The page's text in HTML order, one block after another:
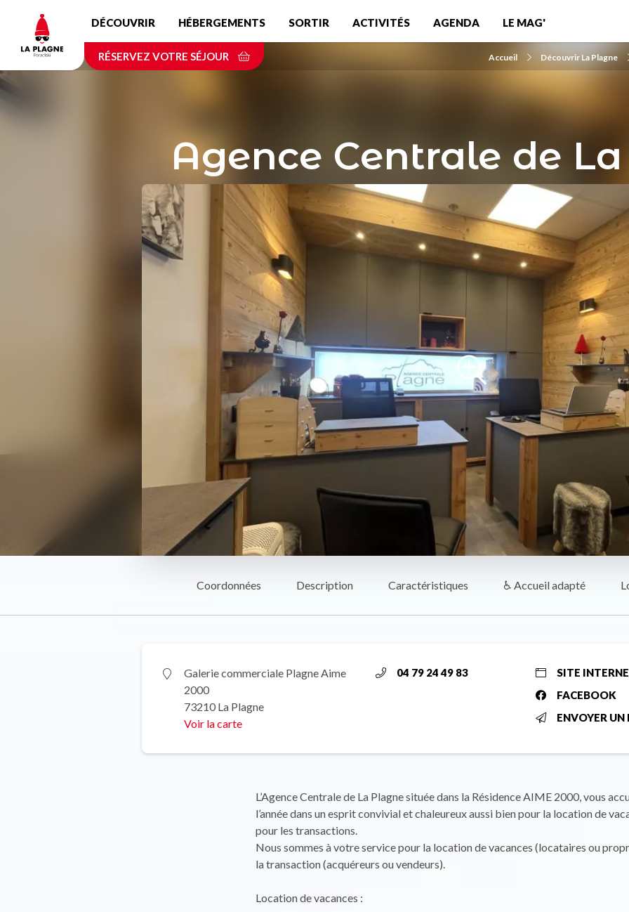
contenu
principal
DÉCOUVRIR HÉBERGEMENTS SORTIR ACTIVITÉS AGENDA LE MAG'
RÉSERVEZ VOTRE SÉJOUR Accueil Découvrir La Plagne
Agence Centrale de
Coordonnées Description Caractéristiques ♿ Accueil adapté
Galerie commerciale Plagne Aime
2000
73210 La Plagne
Voir la carte
04 79 24 49 83
SITE
FACEBOOK
ENVOYER UN
L’Agence Centrale de La Plagne située dans la Résidence AIME 2000, vous
l’année dans un esprit convivial et chaleureux aussi bien pour la location de
pour les transactions.
Nous sommes à votre service pour la location de vacances (locataires ou
la transaction (acquéreurs ou vendeurs).
Location de vacances :